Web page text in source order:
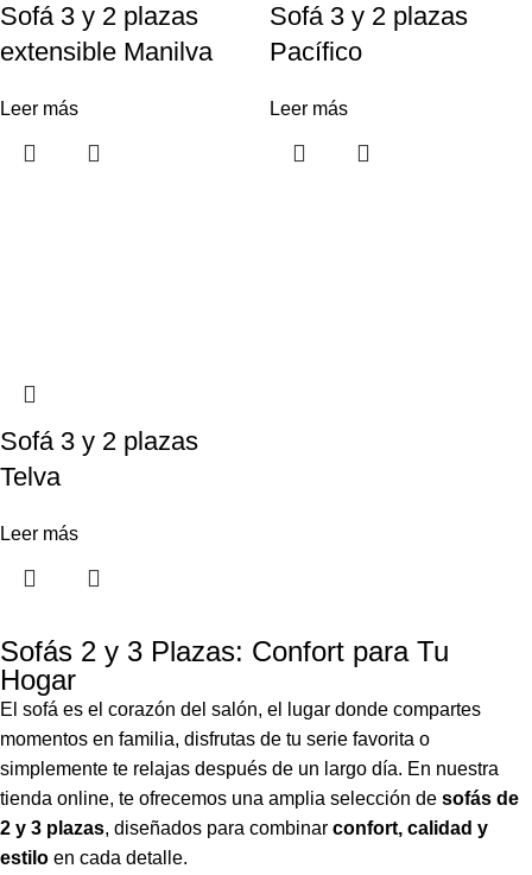
Sofá 3 y 2 plazas
extensible Manilva
Leer más
Sofá 3 y 2 plazas
Pacífico
Leer más
Sofá 3 y 2 plazas
Telva
Leer más
Sofás 2 y 3 Plazas: Confort para Tu
Hogar
El sofá es el corazón del salón, el lugar donde compartes
momentos en familia, disfrutas de tu serie favorita o
simplemente te relajas después de un largo día. En nuestra
tienda online, te ofrecemos una amplia selección de sofás de
2 y 3 plazas, diseñados para combinar confort, calidad y
estilo en cada detalle.